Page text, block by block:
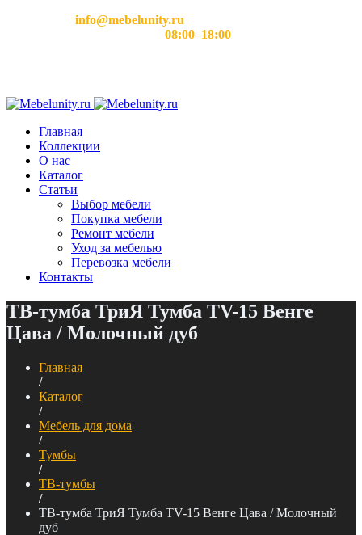
info@mebelunity.ru
08:00–18:00
Главная
Коллекции
О нас
Каталог
Статьи
Выбор мебели
Покупка мебели
Ремонт мебели
Уход за мебелью
Перевозка мебели
Контакты
ТВ-тумба ТриЯ Тумба TV-15 Венге
Цава / Молочный дуб
Главная
/
Каталог
/
Мебель для дома
/
Тумбы
/
ТВ-тумбы
/
ТВ-тумба ТриЯ Тумба TV-15 Венге Цава / Молочный
дуб